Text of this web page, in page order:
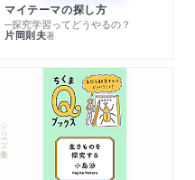
マイテーマの探し方
─探究学習ってどうやるの？
片岡則夫著
シリーズ・全集